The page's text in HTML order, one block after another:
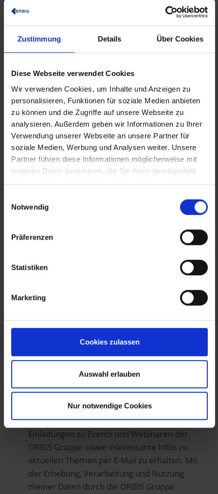
Zustimmung Details Über Cookies
Diese Webseite verwendet Cookies
Wir verwenden Cookies, um Inhalte und Anzeigen zu
personalisieren, Funktionen für soziale Medien anbieten
zu können und die Zugriffe auf unsere Webseite zu
analysieren. Außerdem geben wir Informationen zu Ihrer
Verwendung unserer Webseite an unsere Partner für
soziale Medien, Werbung und Analysen weiter. Unsere
Partner führen diese Informationen möglicherweise mit
weiteren Daten zusammen, die Sie ihnen bereitgestellt
haben oder die sie im Rahmen Ihrer Nutzung der Dienste
Notwendig
Präferenzen
Statistiken
Marketing
Cookies zulassen
Auswahl erlauben
Nur notwendige Cookies
E-Mail
Telefonnummer
Firma
Funktion
Postleitzahl
Ort
Wie sind Sie auf uns aufmerksam geworden?
Hiermit stimme ich zu, zukünftig exklusive
Einladungen zu Events und Webinaren der
ORBIS Gruppe sowie interessante Infos zu
aktuellen Themen per E-Mail zu erhalten. Mit
der Erhebung, Verarbeitung und Nutzung
meiner Daten durch die ORBIS Gruppe